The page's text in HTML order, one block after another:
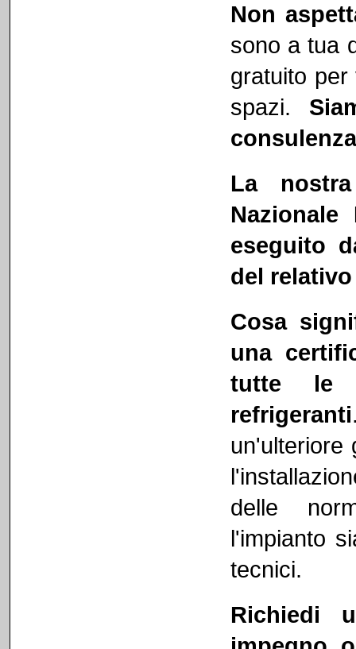
Non
sono a tua
gratuito
spazi.
La
eseguito
del
Cosa
una
tutte le
refrigeranti
un'ulteriore
delle
l'impianto
tecnici.
Richiedi